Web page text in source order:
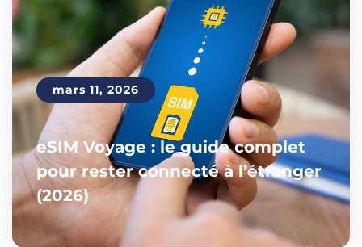
mars 11, 2026
eSIM Voyage : le guide complet
pour rester connecté à l’étranger
(2026)